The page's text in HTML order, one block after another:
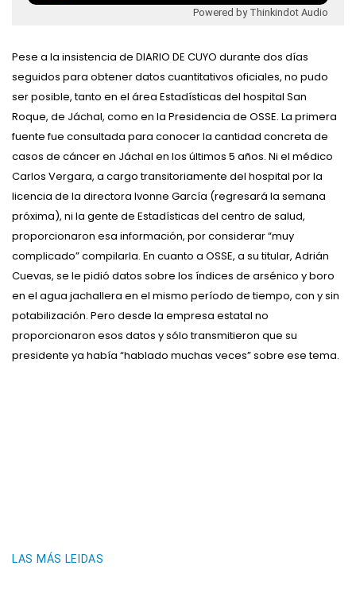
Powered by Thinkindot Audio
Pese a la insistencia de DIARIO DE CUYO durante dos días
seguidos para obtener datos cuantitativos oficiales, no pudo
ser posible, tanto en el área Estadísticas del hospital San
Roque, de Jáchal, como en la Presidencia de OSSE. La primera
fuente fue consultada para conocer la cantidad concreta de
casos de cáncer en Jáchal en los últimos 5 años. Ni el médico
Carlos Vergara, a cargo transitoriamente del hospital por la
licencia de la directora Ivonne García (regresará la semana
próxima), ni la gente de Estadísticas del centro de salud,
proporcionaron esa información, por considerar “muy
complicado” compilarla. En cuanto a OSSE, a su titular, Adrián
Cuevas, se le pidió datos sobre los índices de arsénico y boro
en el agua jachallera en el mismo período de tiempo, con y sin
potabilización. Pero desde la empresa estatal no
proporcionaron esos datos y sólo transmitieron que su
presidente ya había “hablado muchas veces” sobre ese tema.
LAS MÁS LEIDAS